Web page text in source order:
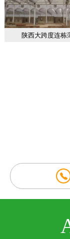
陕西大跨度连栋